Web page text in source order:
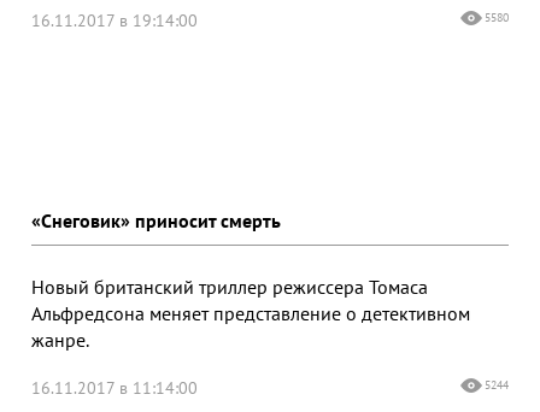
16.11.2017 в 19:14:00 5580
«Снеговик» приносит смерть
Новый британский триллер режиссера Томаса
Альфредсона меняет представление о детективном
жанре.
16.11.2017 в 11:14:00 5244